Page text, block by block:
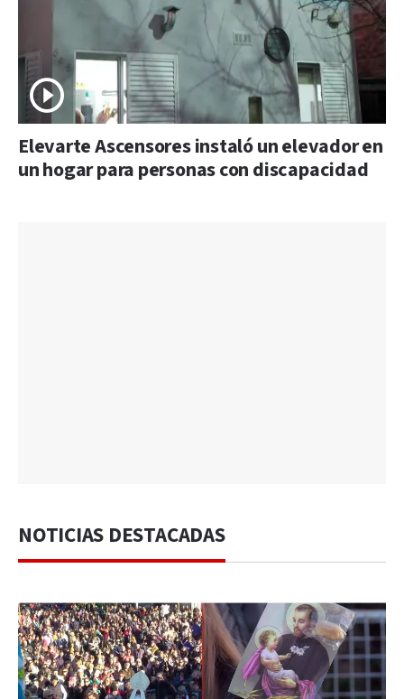
Elevarte Ascensores instaló un elevador en
un hogar para personas con discapacidad
NOTICIAS DESTACADAS